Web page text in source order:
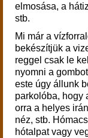
elmosása, a
stb.
Mi már a
bekészítjük a
reggel csak le
nyomni a
este úgy állunk
parkolóba, hogy
orra a helyes
néz, stb.
hótalpat vagy